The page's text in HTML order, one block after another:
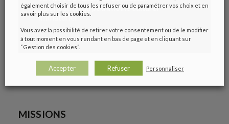
valorisation du patrimoine culturel
immatériel
MISSIONS
également choisir de tous les refuser ou de paramétrer vos choix et en
savoir plus sur les cookies.
Vous avez la possibilité de retirer votre consentement ou de le modifier
à tout moment en vous rendant en bas de page et en cliquant sur
“Gestion des cookies”.
Accepter Refuser Personnaliser